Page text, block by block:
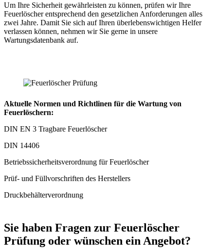
Um Ihre Sicherheit gewährleisten zu können, prüfen wir Ihre
Feuerlöscher entsprechend den gesetzlichen Anforderungen alles
zwei Jahre. Damit Sie sich auf Ihren überlebenswichtigen Helfer
verlassen können, nehmen wir Sie gerne in unsere
Wartungsdatenbank auf.
Aktuelle Normen und Richtlinen für die Wartung von
Feuerlöschern:
DIN EN 3 Tragbare Feuerlöscher
DIN 14406
Betriebssicherheitsverordnung für Feuerlöscher
Prüf- und Füllvorschriften des Herstellers
Druckbehälterverordnung
Sie haben Fragen zur Feuerlöscher
Prüfung oder wünschen ein Angebot?